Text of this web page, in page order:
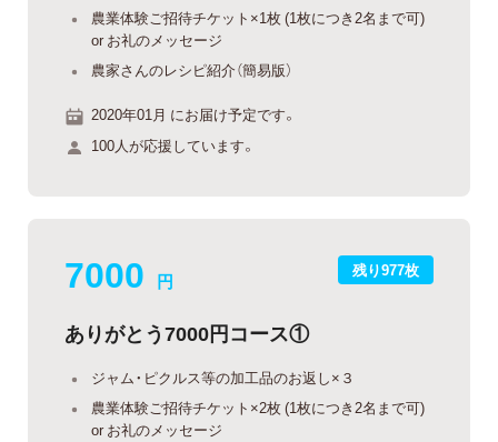
農業体験ご招待チケット×1枚 (1枚につき2名まで可)
or お礼のメッセージ
農家さんのレシピ紹介（簡易版）
2020年01月 にお届け予定です。
100人が応援しています。
残り977枚
7000 円
ありがとう7000円コース①
ジャム・ピクルス等の加工品のお返し×３
農業体験ご招待チケット×2枚 (1枚につき2名まで可)
or お礼のメッセージ